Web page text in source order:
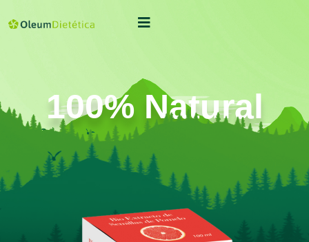
100% Natural